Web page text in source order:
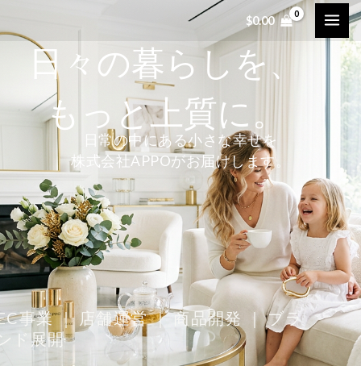
容
$0.00
日々の暮らしを、
もっと上質に。
日常の中にある小さな幸せを
株式会社APPOがお届けします。
事業 ｜ 店舗運営 ｜ 商品開発 ｜ ブラ
ド展開